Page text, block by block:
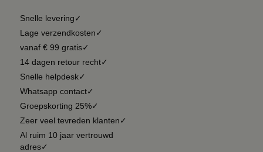
Snelle levering✓
Lage verzendkosten✓
vanaf € 99 gratis✓
14 dagen retour recht✓
Snelle helpdesk✓
Whatsapp contact✓
Groepskorting 25%✓
Zeer veel tevreden klanten✓
Al ruim 10 jaar vertrouwd
adres✓